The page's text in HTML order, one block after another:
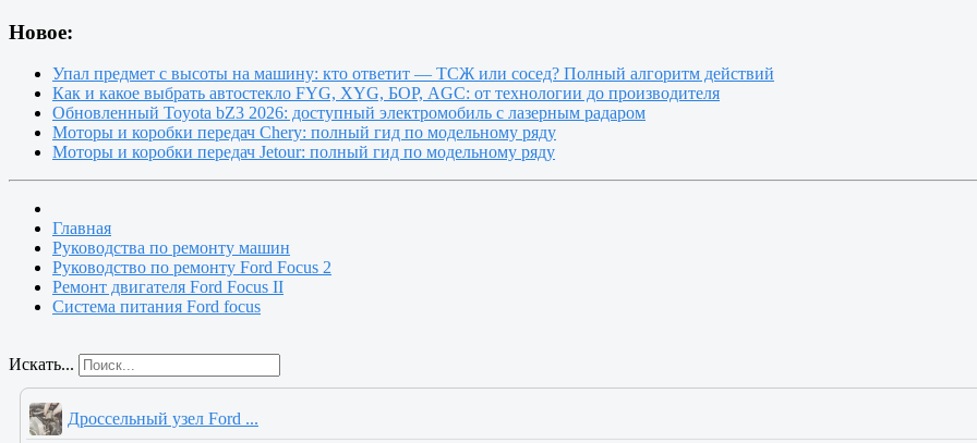
Новое:
Упал предмет с высоты на машину: кто ответит — ТСЖ или сосед? Полный алгоритм действий
Как и какое выбрать автостекло FYG, XYG, БОР, AGC: от технологии до производителя
Обновленный Toyota bZ3 2026: доступный электромобиль с лазерным радаром
Моторы и коробки передач Chery: полный гид по модельному ряду
Моторы и коробки передач Jetour: полный гид по модельному ряду
Главная
Руководства по ремонту машин
Руководство по ремонту Ford Focus 2
Ремонт двигателя Ford Focus II
Система питания Ford focus
Искать...
Дроссельный узел Ford ...